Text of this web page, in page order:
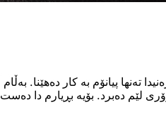
پیانۆم بە کار دەهێنا.
لێم دەبرد. بۆیە بڕیارم دا